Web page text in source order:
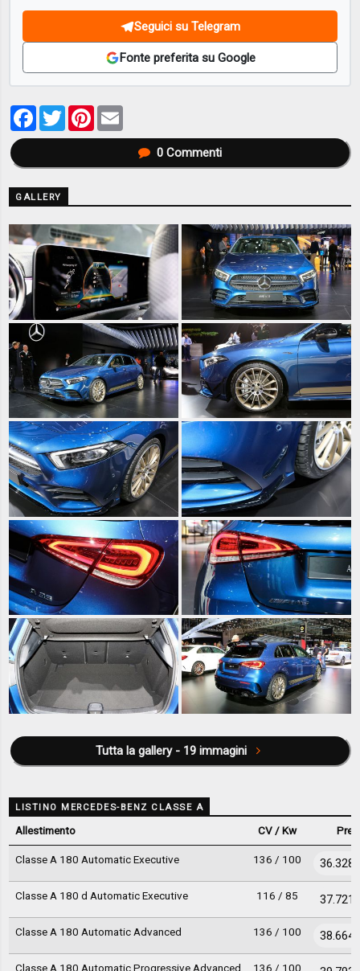
Seguici su Telegram
Fonte preferita su Google
Facebook
TwitterPinterest
0Commenti
GALLERY
Tutta la gallery - 19 immagini
LISTINO MERCEDES-BENZ CLASSE A
Allestimento CV / Kw
Classe A 180 Automatic Executive 136 / 100 36.328
Classe A 180 d Automatic Executive 116 / 85 37.721
Classe A 180 Automatic Advanced 136 / 100 38.664
Classe A 180 Automatic Progressive Advanced 136 / 100